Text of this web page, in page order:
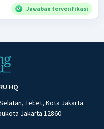
Jawaban terverifikasi
HQ
Tebet, Kota Jakarta
Jakarta 12860